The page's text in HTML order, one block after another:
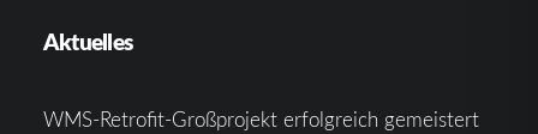
Aktuelles
WMS-Retrofit-Großprojekt erfolgreich gemeistert